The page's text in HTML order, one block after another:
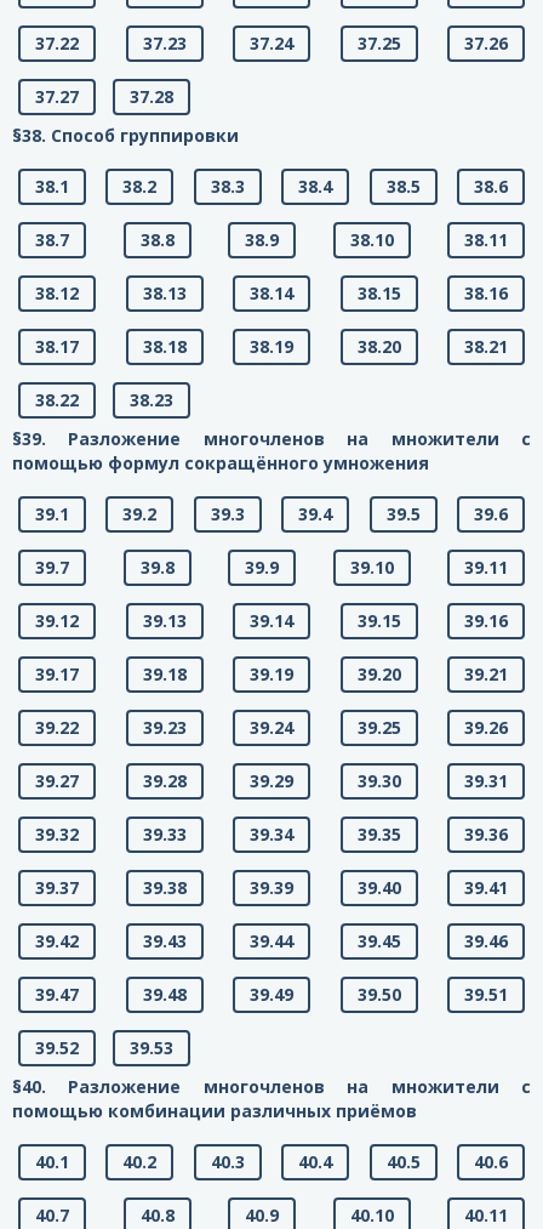
37.22 37.23 37.24 37.25 37.26
37.27
37.28
§38. Способ группировки
38.1 38.2 38.3 38.4 38.5 38.6
38.7 38.8 38.9 38.10 38.11
38.12 38.13 38.14 38.15 38.16
38.17 38.18 38.19 38.20 38.21
38.22
38.23
§39. Разложение многочленов на множители с
помощью формул сокращённого умножения
39.1 39.2 39.3 39.4 39.5 39.6
39.7 39.8 39.9 39.10 39.11
39.12 39.13 39.14 39.15 39.16
39.17 39.18 39.19 39.20 39.21
39.22 39.23 39.24 39.25 39.26
39.27 39.28 39.29 39.30 39.31
39.32 39.33 39.34 39.35 39.36
39.37 39.38 39.39 39.40 39.41
39.42 39.43 39.44 39.45 39.46
39.47 39.48 39.49 39.50 39.51
39.52
39.53
§40. Разложение многочленов на множители с
помощью комбинации различных приёмов
40.1 40.2 40.3 40.4 40.5 40.6
40.7 40.8 40.9 40.10 40.11